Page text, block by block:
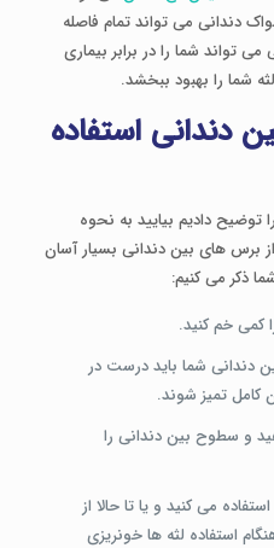
دندانی می تواند تمام فاصله
تواند شما را در برابر بیماری
شما را بهبود ببخشد.
دندانی استفاده
توضیح دادیم بیایید به نحوه
از برس های بین دندانی بسیار آسان
ذکر می کنیم:
کمی خم کنید.
دندانی شما باید درست در
کامل تمیز شوند.
و سطوح بین دندانی را
می کنید و یا تا حالا از
استفاده لثه ها خونریزی